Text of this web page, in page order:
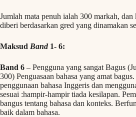
Jumlah mata penuh ialah 300 markah, dan
diberi berdasarkan gred yang dinamakan
Maksud Band1- 6:
Band 6 – Pengguna yang sangat Bagus
300) Penguasaan bahasa yang amat
penggunaan bahasa Inggeris dan
sesuai :hampir-hampir tiada kesilapan.
bangus tentang bahasa dan konteks.
baik dalam bahasa.